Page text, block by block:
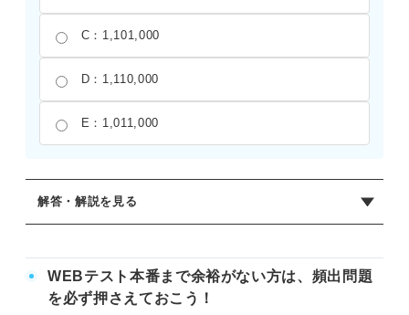
C：1,101,000
D：1,110,000
E：1,011,000
解答・解説を見る
7桁の2進数では、最左位は必ず1となる。残りの6枠に、残
った1が2つと0が4つ並ぶ。全体の個数は、6箇所のうち1が
入る2箇所を選ぶ組合せと同じなので、(6×5)÷(2×1)＝15通
WEBテスト本番まで余裕がない方は、頻出問題
を必ず押さえておこう！